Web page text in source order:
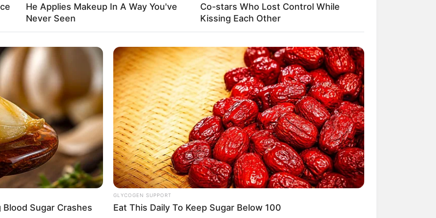
simplestylings)
10 Pose Manekin Anti
Mainstream yang Konyol
8 Kata Lucu Seputar Malam
Minggu ala Jomblo yang Bikin
Ngenes
He Applies Makeup In A Way You've
Never Seen
Co-stars Who Lost Control While
Kissing Each Other
Sugar Crashes
GLYCOGEN SUPPORT
Eat This Daily To Keep Sugar Below 100